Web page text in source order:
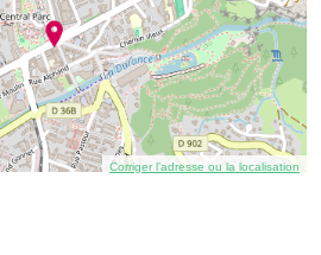
Corriger l’adresse ou la localisation